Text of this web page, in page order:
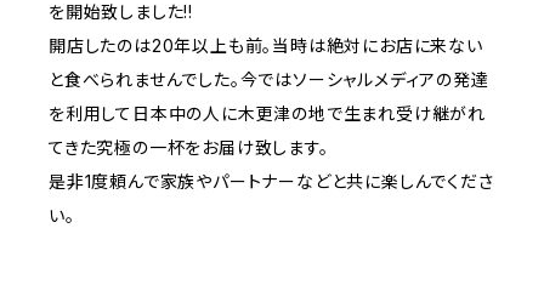
を開始致しました!!
開店したのは20年以上も前。当時は絶対にお店に来ない
と食べられませんでした。今ではソーシャルメディアの発達
を利用して日本中の人に木更津の地で生まれ受け継がれ
てきた究極の一杯をお届け致します。
是非1度頼んで家族やパートナーなどと共に楽しんでくださ
い。